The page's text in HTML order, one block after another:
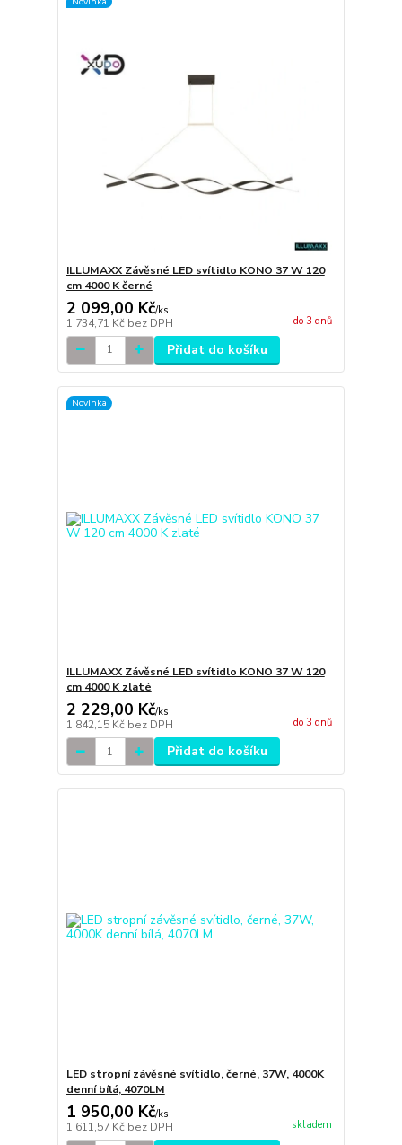
ILLUMAXX Závěsné LED svítidlo KONO 37 W 120
cm 4000 K černé
2 099,00 Kč/ks
1 734,71 Kč bez DPH do 3 dnů
Přidat do košíku
Novinka
ILLUMAXX Závěsné LED svítidlo KONO 37 W 120
cm 4000 K zlaté
2 229,00 Kč/ks
1 842,15 Kč bez DPH do 3 dnů
Přidat do košíku
LED stropní závěsné svítidlo, černé, 37W, 4000K
denní bílá, 4070LM
1 950,00 Kč/ks
1 611,57 Kč bez DPH skladem